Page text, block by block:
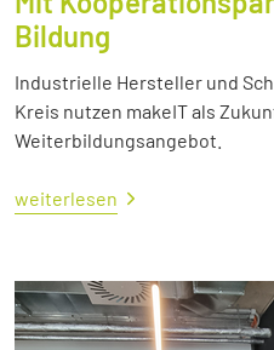
Bildung
Industrielle Hersteller und
Kreis nutzen makeIT als
Weiterbildungsangebot.
weiterlesen